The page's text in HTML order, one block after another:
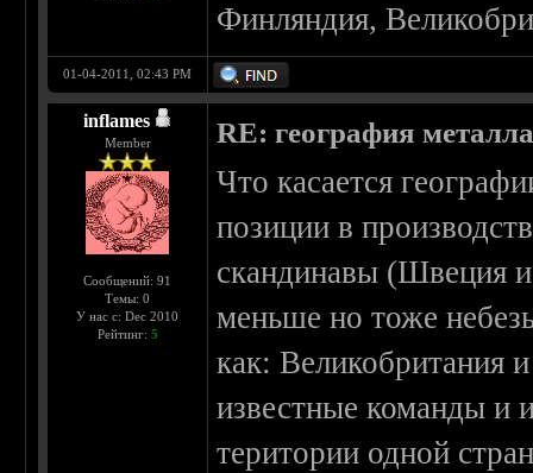
Финляндия,
01-04-2011, 02:43 PM
inflames
Member
Сообщений: 91
Темы: 0
У нас с: Dec 2010
Рейтинг: 5
RE: география
Что касается
позиции в
скандинавы (Швеция
меньше но тоже
как: Великобритания
известные команды и
територии одной